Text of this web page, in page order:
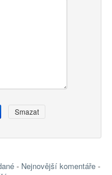
- Nejnovější komentáře-